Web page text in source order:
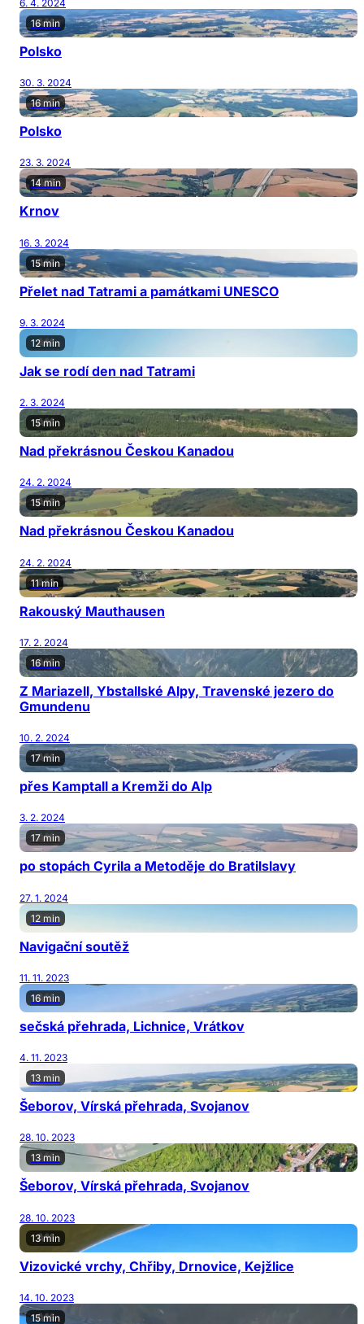
6. 4. 2024
16 min
Polsko
30. 3. 2024
16 min
Polsko
23. 3. 2024
14 min
Krnov
16. 3. 2024
15 min
Přelet nad Tatrami a památkami UNESCO
9. 3. 2024
12 min
Jak se rodí den nad Tatrami
2. 3. 2024
15 min
Nad překrásnou Českou Kanadou
24. 2. 2024
15 min
Nad překrásnou Českou Kanadou
24. 2. 2024
11 min
Rakouský Mauthausen
17. 2. 2024
16 min
Z Mariazell, Ybstallské Alpy, Travenské jezero do
Gmundenu
10. 2. 2024
17 min
přes Kamptall a Kremži do Alp
3. 2. 2024
17 min
po stopách Cyrila a Metoděje do Bratilslavy
27. 1. 2024
12 min
Navigační soutěž
11. 11. 2023
16 min
sečská přehrada, Lichnice, Vrátkov
4. 11. 2023
13 min
Šeborov, Vírská přehrada, Svojanov
28. 10. 2023
13 min
Šeborov, Vírská přehrada, Svojanov
28. 10. 2023
13 min
Vizovické vrchy, Chřiby, Drnovice, Kejžlice
14. 10. 2023
15 min